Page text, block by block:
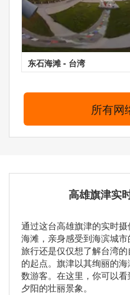
东石海滩 - 台湾
所有网
高雄旗津实
通过这台高雄旗津的实时
海滩，亲身感受到海滨城
旅行还是仅仅想了解台湾
的起点。旗津以其绚丽的
数游客。在这里，你可以
夕阳的壮丽景象。